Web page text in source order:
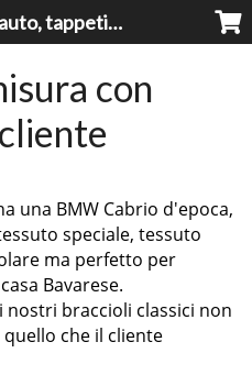
Braccioli per auto, tappeti auto, accessori auto MADE IN ITALY - Armrests, Mittelarmlehnen, Accoundoirs
con
una BMW Cabrio d'epoca,
speciale, tessuto
ma perfetto per
Bavarese.
braccioli classici non
che il cliente